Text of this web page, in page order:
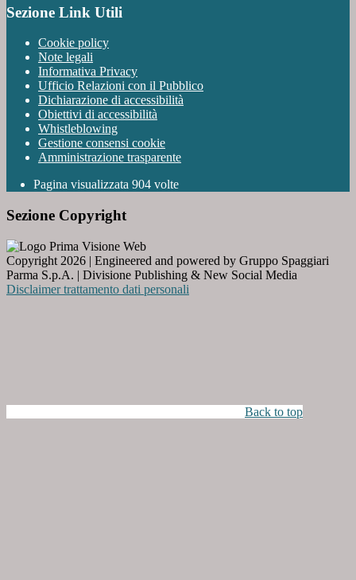
Sezione Link Utili
Cookie policy
Note legali
Informativa Privacy
Ufficio Relazioni con il Pubblico
Dichiarazione di accessibilità
Obiettivi di accessibilità
Whistleblowing
Gestione consensi cookie
Amministrazione trasparente
Pagina visualizzata 904 volte
Sezione Copyright
Copyright 2026 | Engineered and powered by Gruppo Spaggiari
Parma S.p.A. | Divisione Publishing & New Social Media
Disclaimer trattamento dati personali
Back to top